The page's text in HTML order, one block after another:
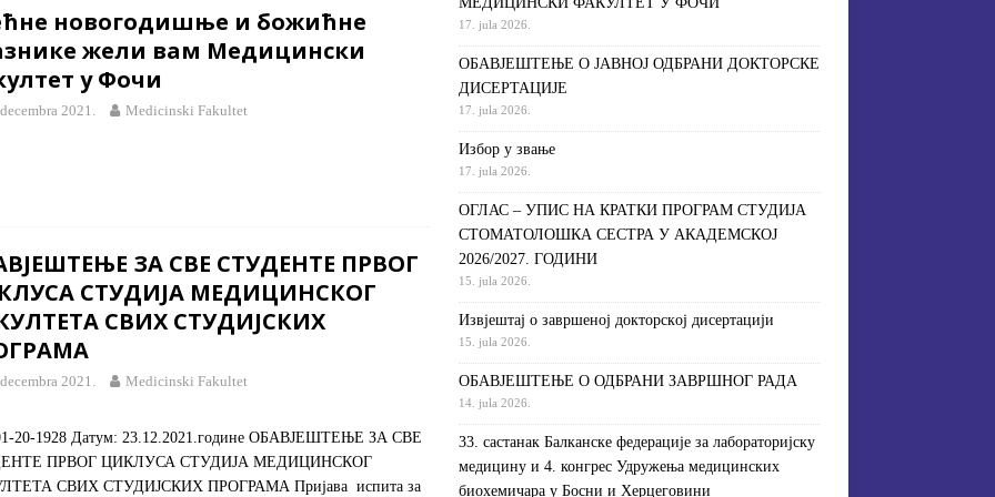
НА КРАТКИ ПРОГРАМ СТУДИЈА СТОМАТОЛОШКА СЕСТРА У
дoктoрскoj дисeртaциjи ОБАВЈЕШТЕЊА
ЛИСТА, ПРВИ УПИСНИ РОК ДРУГИ ЦИКЛУС СТУДИЈА –
новогодишње и божићне
жели вам Медицински
у Фочи
2021. Medicinski Fakultet
ЗА СВЕ СТУДЕНТЕ ПРВОГ
СТУДИЈА МЕДИЦИНСКОГ
СВИХ СТУДИЈСКИХ
2021. Medicinski Fakultet
20-1928 Датум: 23.12.2021.године OБАВЈЕШТЕЊЕ ЗА СВЕ
ПРВОГ ЦИКЛУСА СТУДИЈА МЕДИЦИНСКОГ
СВИХ СТУДИЈСКИХ ПРОГРАМА Пријава испита за
17. jula 2026.
ОБАВЈЕШТЕЊЕ О ЈАВНОЈ ОДБРАНИ ДОКТОРСКЕ
ДИСЕРТАЦИЈЕ
17. jula 2026.
Избор у звање
17. jula 2026.
ОГЛАС – УПИС НА КРАТКИ ПРОГРАМ СТУДИЈА
СТОМАТОЛОШКА СЕСТРА У АКАДЕМСКОЈ
2026/2027. ГОДИНИ
15. jula 2026.
Извjeштaj o зaвршeнoj дoктoрскoj дисeртaциjи
15. jula 2026.
ОБАВЈЕШТЕЊЕ О ОДБРАНИ ЗАВРШНОГ РАДА
14. jula 2026.
33. састанак Балканске федерације за лабораторијску
медицину и 4. конгрес Удружења медицинских
биохемичара у Босни и Херцеговини